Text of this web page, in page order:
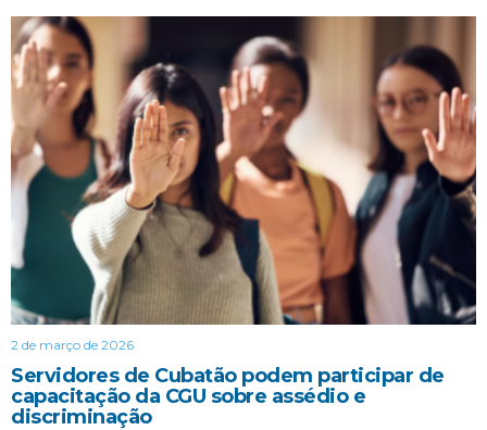
2 de março de 2026
Servidores de Cubatão podem participar de
capacitação da CGU sobre assédio e
discriminação